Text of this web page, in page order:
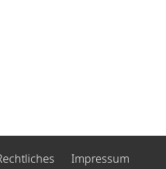
Impressum